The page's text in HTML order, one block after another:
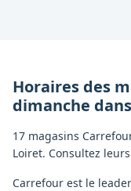
Horaires des
dimanche
17 magasins
Loiret. Consultez
Carrefour est le